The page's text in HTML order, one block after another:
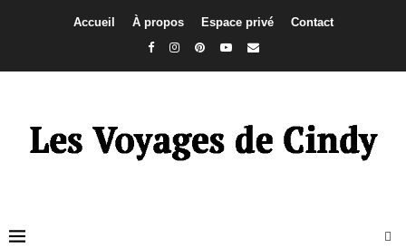
Accueil À propos Espace privé Contact